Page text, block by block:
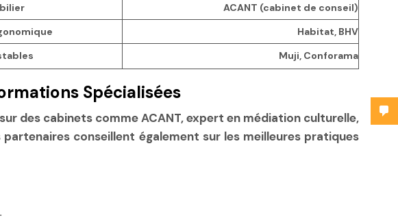
ACANT (cabinet de conseil)
Habitat, BHV
Muji, Conforama
Spécialisées
des cabinets comme ACANT, expert en médiation culturelle,
conseillent également sur les meilleures pratiques